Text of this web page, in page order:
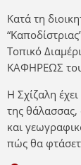
Κατά τη
Τοπικό
ΚΑΦΗΡΕΩΣ
Η Σχίζαλη
της
και
πώς θα